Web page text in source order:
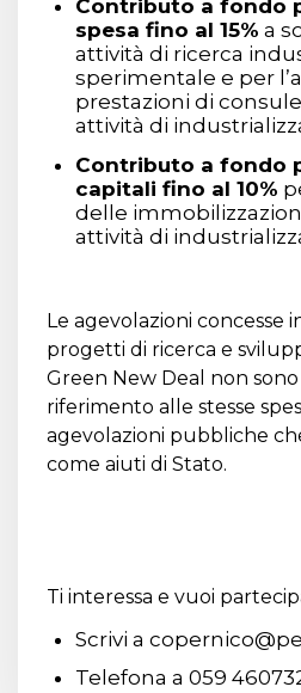
Contributo a fondo
spesa fino al 15% a
attività di ricerca
sperimentale e per
prestazioni di
attività di
Contributo a fondo
capitali fino al 10%
delle
attività di
Le agevolazioni concesse
progetti di ricerca e
Green New Deal non
riferimento alle stesse
agevolazioni pubbliche
come aiuti di Stato.
Ti interessa e vuoi
Scrivi a
Telefona a 059